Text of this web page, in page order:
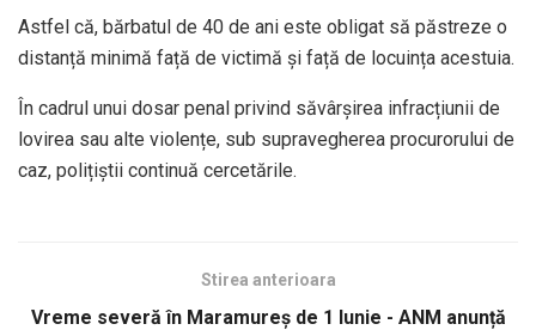
Astfel că, bărbatul de 40 de ani este obligat să păstreze o
distanță minimă față de victimă și față de locuința acestuia.
În cadrul unui dosar penal privind săvârșirea infracțiunii de
lovirea sau alte violențe, sub supravegherea procurorului de
caz, polițiștii continuă cercetările.
Stirea anterioara
Vreme severă în Maramureș de 1 Iunie - ANM anunță